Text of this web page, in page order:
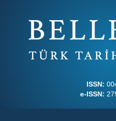
ISSN:
e-ISSN: